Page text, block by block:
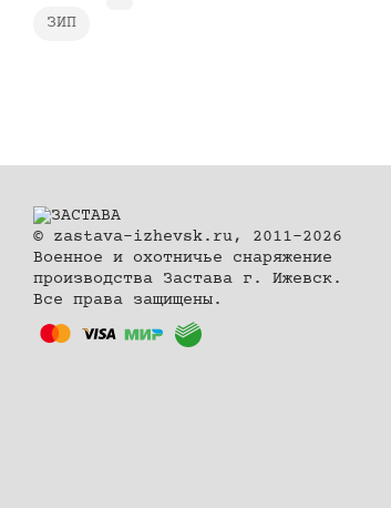
ЗИП
© zastava-izhevsk.ru, 2011–2026
Военное и охотничье снаряжение
производства Застава г. Ижевск.
Все права защищены.